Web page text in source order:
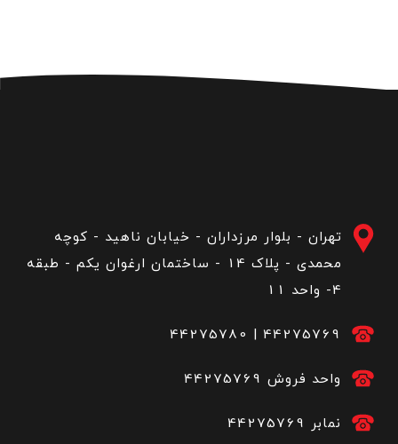
تهران - بلوار مرزداران - خیابان ناهید - کوچه
محمدی - پلاک 14 - ساختمان ارغوان یکم - طبقه
4- واحد 11
44275780 | 44275769
44275769 واحد فروش
44275769 نمابر